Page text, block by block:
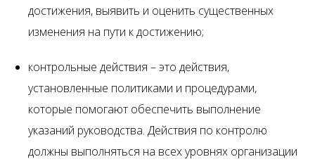
достижения, выявить и оценить существенных
изменения на пути к достижению;
контрольные действия – это действия,
установленные политиками и процедурами,
которые помогают обеспечить выполнение
указаний руководства. Действия по контролю
должны выполняться на всех уровнях организации